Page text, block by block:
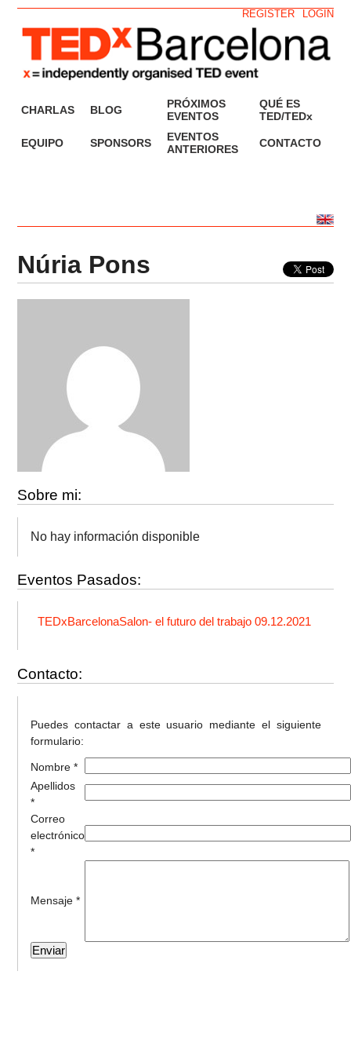
LOGIN
REGISTER
CHARLAS BLOG
PRÓXIMOS
EVENTOS
QUÉ ES
TED/TEDx
EQUIPO SPONSORS
EVENTOS
ANTERIORES
CONTACTO
Núria Pons
Sobre mi:
No hay información disponible
Eventos Pasados:
TEDxBarcelonaSalon- el futuro del trabajo 09.12.2021
Contacto:
Puedes contactar a este usuario mediante el siguiente
formulario:
Nombre *
Apellidos
*
Correo
electrónico
*
Mensaje *